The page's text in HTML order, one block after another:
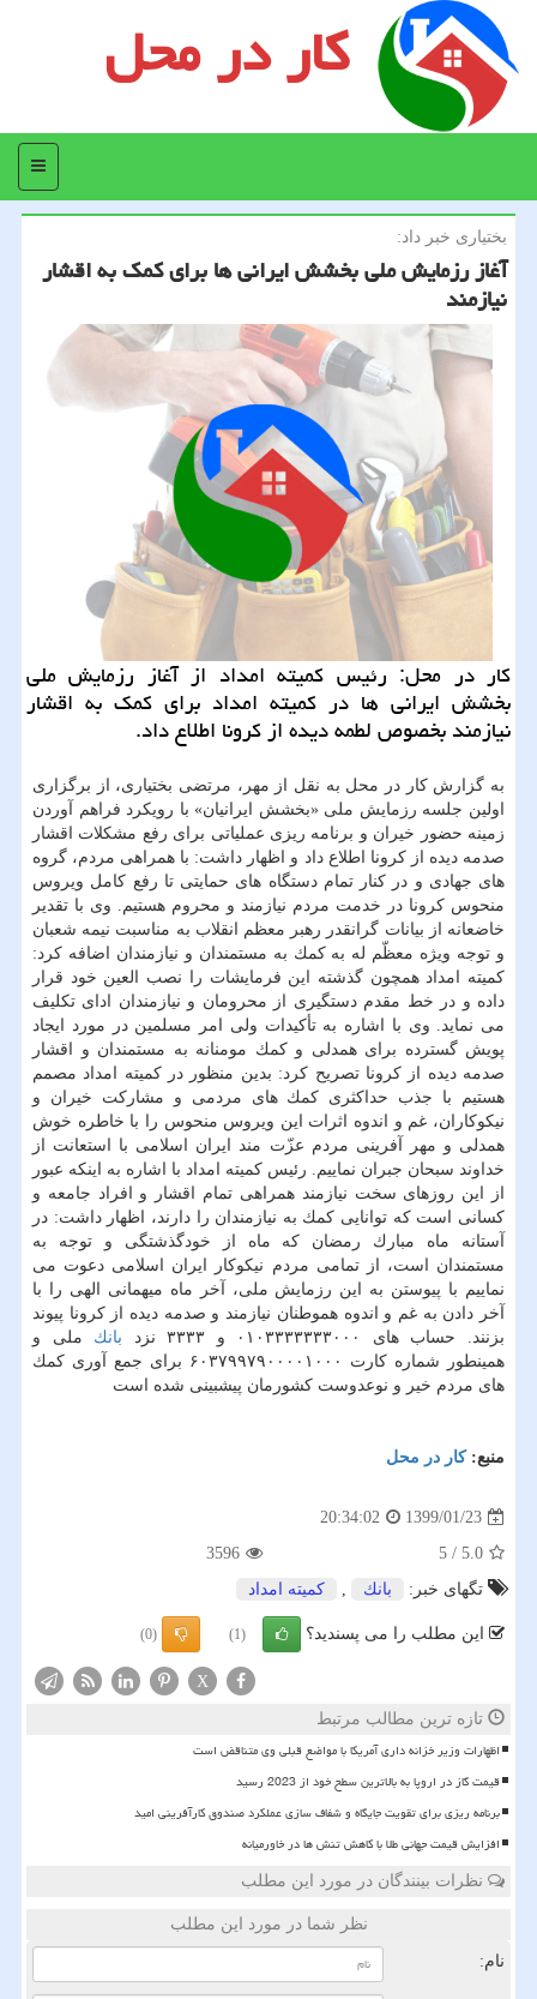
کار در محل
منو
بختیاری خبر داد:
آغاز رزمایش ملی بخشش ایرانی ها برای كمك به اقشار
نیازمند
كار در محل: رئیس كمیته امداد از آغاز رزمایش ملی
بخشش ایرانی ها در كمیته امداد برای كمك به اقشار
نیازمند بخصوص لطمه دیده از كرونا اطلاع داد.
به گزارش كار در محل به نقل از مهر، مرتضی بختیاری، از برگزاری
اولین جلسه رزمایش ملی «بخشش ایرانیان» با رویكرد فراهم آوردن
زمینه حضور خیران و برنامه ریزی عملیاتی برای رفع مشكلات اقشار
صدمه دیده از كرونا اطلاع داد و اظهار داشت: با همراهی مردم، گروه
های جهادی و در كنار تمام دستگاه های حمایتی تا رفع كامل ویروس
منحوس كرونا در خدمت مردم نیازمند و محروم هستیم. وی با تقدیر
خاضعانه از بیانات گرانقدر رهبر معظم انقلاب به مناسبت نیمه شعبان
و توجه ویژه معظّم له به كمك به مستمندان و نیازمندان اضافه كرد:
كمیته امداد همچون گذشته این فرمایشات را نصب العین خود قرار
داده و در خط مقدم دستگیری از محرومان و نیازمندان ادای تكلیف
می نماید. وی با اشاره به تأكیدات ولی امر مسلمین در مورد ایجاد
پویش گسترده برای همدلی و كمك مومنانه به مستمندان و اقشار
صدمه دیده از كرونا تصریح كرد: بدین منظور در كمیته امداد مصمم
هستیم با جذب حداكثری كمك های مردمی و مشاركت خیران و
نیكوكاران، غم و اندوه اثرات این ویروس منحوس را با خاطره خوش
همدلی و مهر آفرینی مردم عزّت مند ایران اسلامی با استعانت از
خداوند سبحان جبران نماییم. رئیس كمیته امداد با اشاره به اینكه عبور
از این روزهای سخت نیازمند همراهی تمام اقشار و افراد جامعه و
كسانی است كه توانایی كمك به نیازمندان را دارند، اظهار داشت: در
آستانه ماه مبارك رمضان كه ماه از خودگذشتگی و توجه به
مستمندان است، از تمامی مردم نیكوكار ایران اسلامی دعوت می
نماییم با پیوستن به این رزمایش ملی، آخر ماه میهمانی الهی را با
آخر دادن به غم و اندوه هموطنان نیازمند و صدمه دیده از كرونا پیوند
بزنند. حساب های ۰۱۰۳۳۳۳۳۳۳۰۰۰ و ۳۳۳۳ نزد
بانك ملی و
همینطور شماره كارت ۶۰۳۷۹۹۷۹۰۰۰۰۱۰۰۰ برای جمع آوری كمك
های مردم خیر و نوعدوست كشورمان پیشبینی شده است
منبع:كار در محل
1399/01/23
20:34:02
5.0
/
5
3596
تگهای خبر:
بانك , كمیته امداد
این مطلب را می پسندید؟ (1)
(0)
X
تازه ترین مطالب مرتبط
اظهارات وزیر خزانه داری آمریکا با مواضع قبلی وی متناقض است
قیمت گاز در اروپا به بالاترین سطح خود از 2023 رسید
برنامه ریزی برای تقویت جایگاه و شفاف سازی عملکرد صندوق کارآفرینی امید
افزایش قیمت جهانی طلا با کاهش تنش ها در خاورمیانه
نظرات بینندگان در مورد این مطلب
نظر شما در مورد این مطلب
نام: